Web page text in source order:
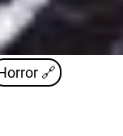
🔗